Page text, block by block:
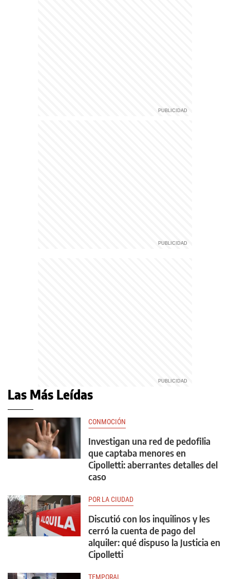
Las Más Leídas
CONMOCIÓN
Investigan una red de pedofilia
que captaba menores en
Cipolletti: aberrantes detalles del
caso
POR LA CIUDAD
Discutió con los inquilinos y les
cerró la cuenta de pago del
alquiler: qué dispuso la Justicia en
Cipolletti
TEMPORAL